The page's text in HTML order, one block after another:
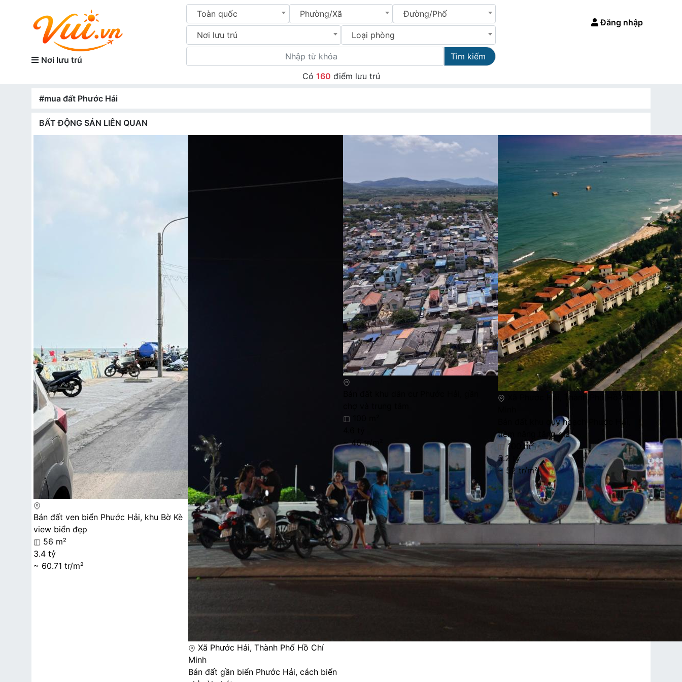
Nơi lưu trú
Toàn quốc Phường/Xã Đường/Phố
Nơi lưu trú Loại phòng
Tìm kiếm
Đăng nhập
Có 160 điểm lưu trú
#mua đất Phước Hải
BẤT ĐỘNG SẢN LIÊN QUAN
Bán đất ven biển Phước Hải, khu Bờ Kè
view biển đẹp
56 m²
3.4 tỷ
~ 60.71 tr/m²
Xã Phước Hải, Thành Phố Hồ Chí
Minh
Bán đất gần biển Phước Hải, cách biển
~ 46 tr/m²
Xã Phước Hải, Thành Phố Hồ Chí
Bán đất khu quy hoạch Phước Hải,
tiềm năng tăng giá
100 m²
5.2 tỷ
~ 52 tr/m²